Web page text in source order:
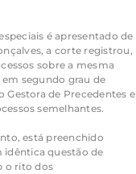
é apresentado de
a corte registrou,
sobre a mesma
em segundo grau de
Gestora de Precedentes e
semelhantes.
está preenchido
idêntica questão de
o rito dos